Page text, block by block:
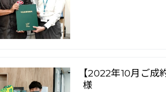
【2022年10月ご成
様